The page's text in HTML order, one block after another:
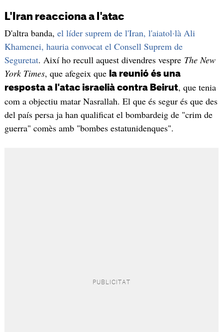
L'Iran reacciona a l'atac
D'altra banda, el líder suprem de l'Iran, l'aiatol·là Ali
Khamenei, hauria convocat el Consell Suprem de
Seguretat. Així ho recull aquest divendres vespre The New
York Times, que afegeix que la reunió és una
resposta a l'atac israelià contra Beirut, que tenia
com a objectiu matar Nasrallah. El que és segur és que des
del país persa ja han qualificat el bombardeig de "crim de
guerra" comès amb "bombes estatunidenques".